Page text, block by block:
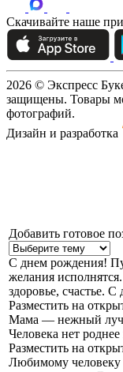
Скачивайте наше
2026 © Экспресс
защищены. Товары
фотографий.
Дизайн и разработка
Добавить готовое
С днем рождения!
желания
здоровье, счастье.
Разместить на
Мама — нежный
Человека нет
Разместить на
Любимому человеку